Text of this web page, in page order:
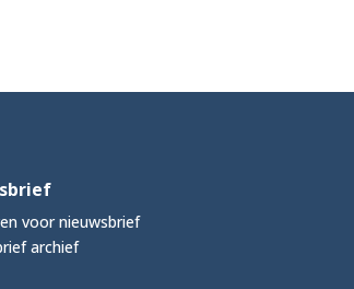
voor nieuwsbrief
archief